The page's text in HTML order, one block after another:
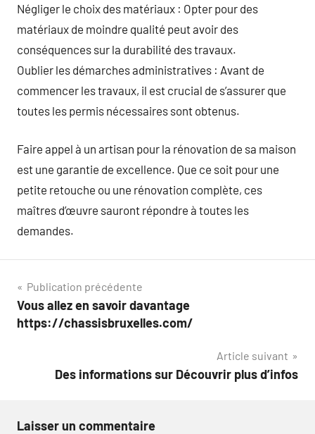
Négliger le choix des matériaux : Opter pour des
matériaux de moindre qualité peut avoir des
conséquences sur la durabilité des travaux.
Oublier les démarches administratives : Avant de
commencer les travaux, il est crucial de s’assurer que
toutes les permis nécessaires sont obtenus.
Faire appel à un artisan pour la rénovation de sa maison
est une garantie de excellence. Que ce soit pour une
petite retouche ou une rénovation complète, ces
maîtres d’œuvre sauront répondre à toutes les
demandes.
Navigation
de
Publication précédente
Vous allez en savoir davantage
https://chassisbruxelles.com/
Article suivant
Des informations sur Découvrir plus d’infos
Laisser un commentaire